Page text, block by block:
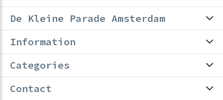
De Kleine Parade Amsterdam
Information
Categories
Contact